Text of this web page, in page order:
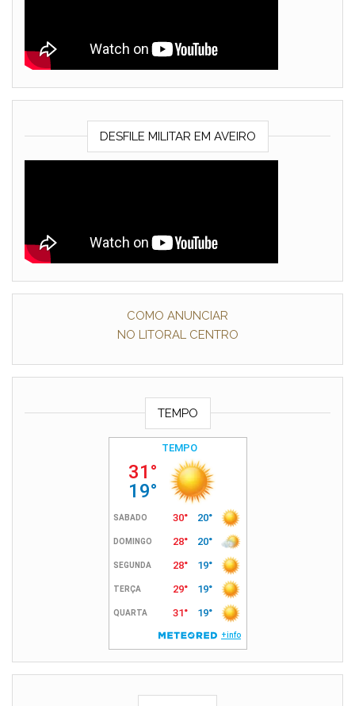
DESFILE MILITAR EM AVEIRO
COMO ANUNCIAR
NO LITORAL CENTRO
TEMPO